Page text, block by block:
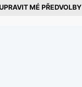
MÉ PŘEDVOLBY
434 01 Most